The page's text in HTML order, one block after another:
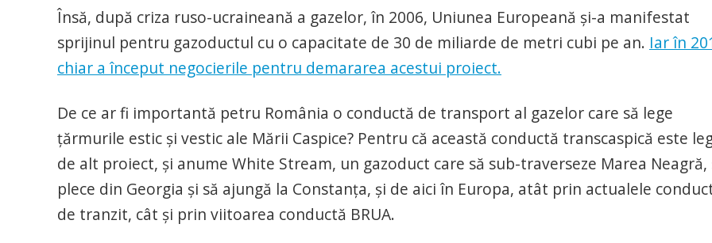
Însă, după criza ruso-ucraineană a gazelor, în 2006, Uniunea Europeană şi-a manifestat
sprijinul pentru gazoductul cu o capacitate de 30 de miliarde de metri cubi pe an. Iar în
chiar a început negocierile pentru demararea acestui proiect.
De ce ar fi importantă petru România o conductă de transport al gazelor care să lege
ţărmurile estic şi vestic ale Mării Caspice? Pentru că această conductă transcaspică este
de alt proiect, şi anume White Stream, un gazoduct care să sub-traverseze Marea Neagră,
plece din Georgia şi să ajungă la Constanţa, şi de aici în Europa, atât prin actualele
de tranzit, cât şi prin viitoarea conductă BRUA.